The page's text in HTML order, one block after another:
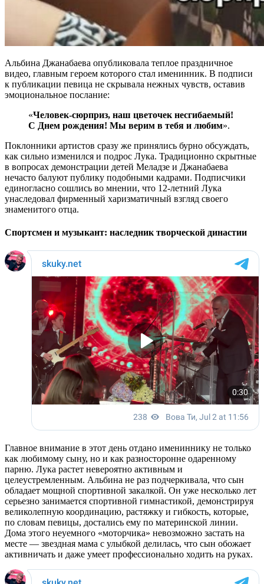
Альбина Джанабаева опубликовала теплое праздничное
видео, главным героем которого стал именинник. В подписи
к публикации певица не скрывала нежных чувств, оставив
эмоциональное послание:
«Человек-сюрприз, наш цветочек несгибаемый!
С Днем рождения! Мы верим в тебя и любим».
Поклонники артистов сразу же принялись бурно обсуждать,
как сильно изменился и подрос Лука. Традиционно скрытные
в вопросах демонстрации детей Меладзе и Джанабаева
нечасто балуют публику подобными кадрами. Подписчики
единогласно сошлись во мнении, что 12-летний Лука
унаследовал фирменный харизматичный взгляд своего
знаменитого отца.
Спортсмен и музыкант: наследник творческой династии
Главное внимание в этот день отдано имениннику не только
как любимому сыну, но и как разносторонне одаренному
парню. Лука растет невероятно активным и
целеустремленным. Альбина не раз подчеркивала, что сын
обладает мощной спортивной закалкой. Он уже несколько лет
серьезно занимается спортивной гимнастикой, демонстрируя
великолепную координацию, растяжку и гибкость, которые,
по словам певицы, достались ему по материнской линии.
Дома этого неуемного «моторчика» невозможно застать на
месте — звездная мама с улыбкой делилась, что сын обожает
активничать и даже умеет профессионально ходить на руках.